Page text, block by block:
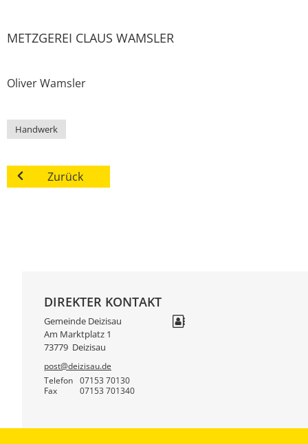
METZGEREI CLAUS WAMSLER
OliverWamsler
Handwerk
Zurück
DIREKTER KONTAKT
Gemeinde Deizisau
Am Marktplatz 1
73779 Deizisau
post@deizisau.de
Telefon
07153 70130
Fax 07153 701340